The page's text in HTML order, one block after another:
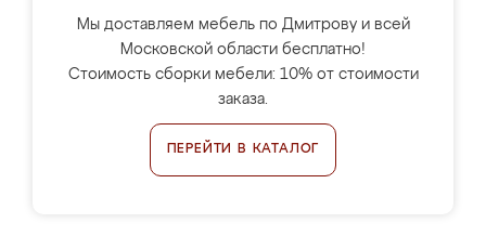
Мы доставляем мебель по Дмитрову и всей
Московской области бесплатно!
Стоимость сборки мебели: 10% от стоимости
заказа.
ПЕРЕЙТИ В КАТАЛОГ